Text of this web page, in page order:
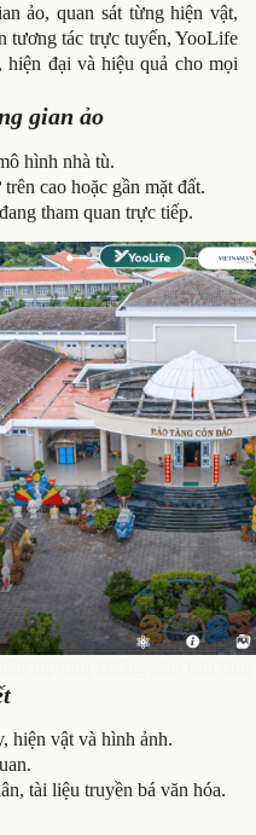
ảo, quan sát từng hiện vật,
tương tác trực tuyến, YooLife
đại và hiệu quả cho mọi
gian ảo
hình nhà tù.
cao hoặc gần mặt đất.
tham quan trực tiếp.
hiện vật và hình ảnh.
tài liệu truyền bá văn hóa.